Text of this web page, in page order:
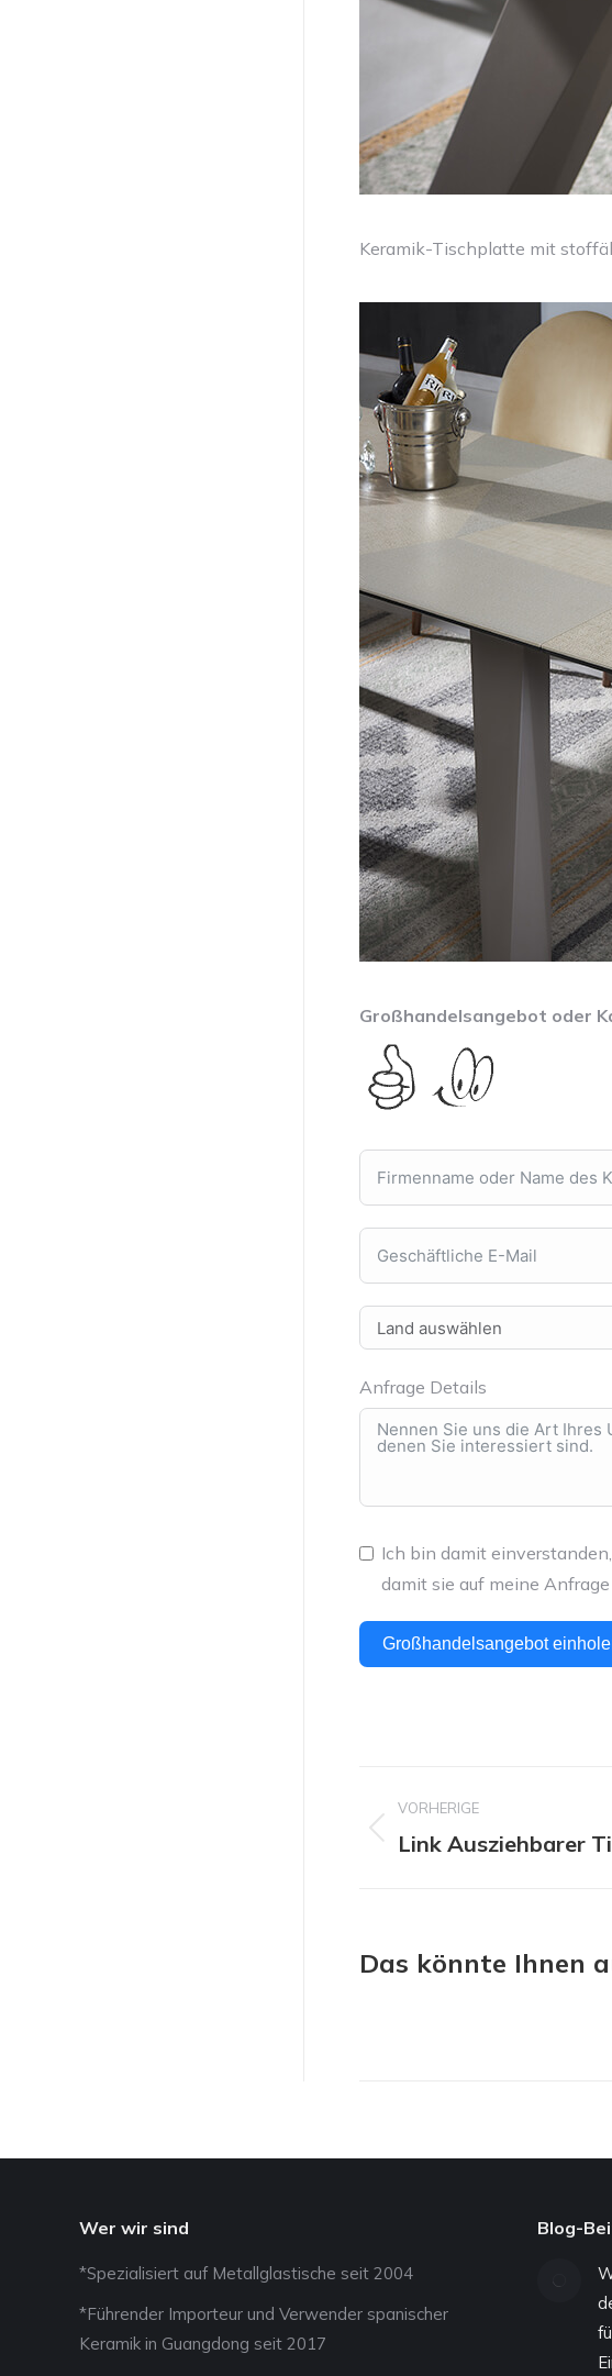
Keramik-Tischplatte mit
Großhandelsangebot oder
Anfrage Details
Ich bin damit
damit sie auf meine
Großhandelsangebot
Navigation
VORHERIGE
Vorheriges
Link Ausziehbarer
Das könnte Ihnen
Wer wir sind
*Spezialisiert auf Metallglastische seit 2004
*Führender Importeur und Verwender spanischer
Keramik in Guangdong seit 2017
Blog-